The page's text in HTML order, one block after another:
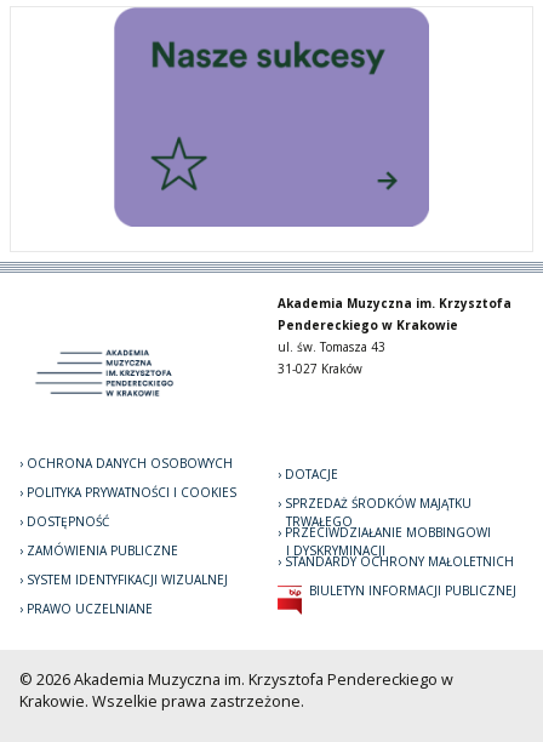
Akademia Muzyczna im. Krzysztofa
Pendereckiego w Krakowie
ul. św. Tomasza 43
31-027 Kraków
OCHRONA DANYCH OSOBOWYCH
POLITYKA PRYWATNOŚCI I COOKIES
DOSTĘPNOŚĆ
ZAMÓWIENIA PUBLICZNE
SYSTEM IDENTYFIKACJI WIZUALNEJ
PRAWO UCZELNIANE
DOTACJE
SPRZEDAŻ ŚRODKÓW MAJĄTKU
TRWAŁEGO
PRZECIWDZIAŁANIE MOBBINGOWI
I DYSKRYMINACJI
STANDARDY OCHRONY MAŁOLETNICH
BIULETYN INFORMACJI PUBLICZNEJ
© 2026 Akademia Muzyczna im. Krzysztofa Pendereckiego w
Krakowie. Wszelkie prawa zastrzeżone.